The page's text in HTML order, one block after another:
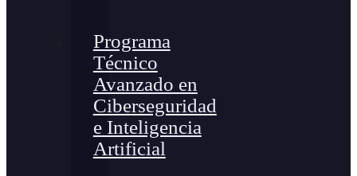
Programa
Técnico
Avanzado en
Ciberseguridad
e Inteligencia
Artificial